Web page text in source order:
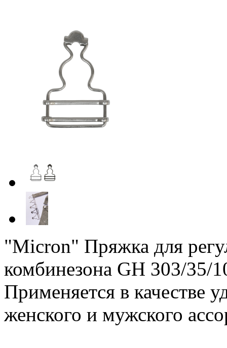
"Micron" Пряжка для
комбинезона GH 303/
Применяется в качестве
женского и мужского